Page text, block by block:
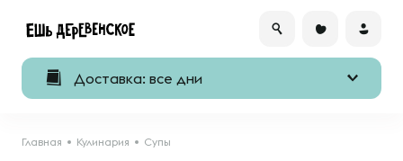
Доставка: все дни
Главная Кулинария Cупы